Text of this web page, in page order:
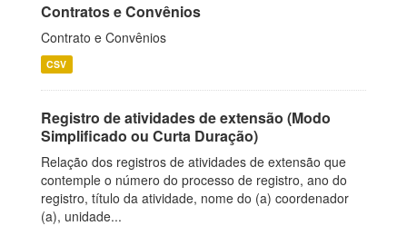
Contratos e Convênios
Contrato e Convênios
CSV
Registro de atividades de extensão (Modo
Simplificado ou Curta Duração)
Relação dos registros de atividades de extensão que
contemple o número do processo de registro, ano do
registro, título da atividade, nome do (a) coordenador
(a), unidade...